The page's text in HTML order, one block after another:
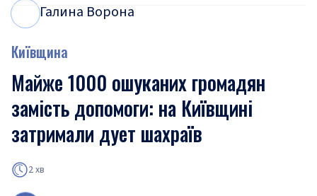
Галина Ворона
Київщина
Майже 1000 ошуканих громадян
замість допомоги: на Київщині
затримали дует шахраїв
2 хв